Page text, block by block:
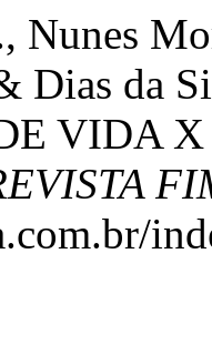
Nunes
Dias da
VIDA